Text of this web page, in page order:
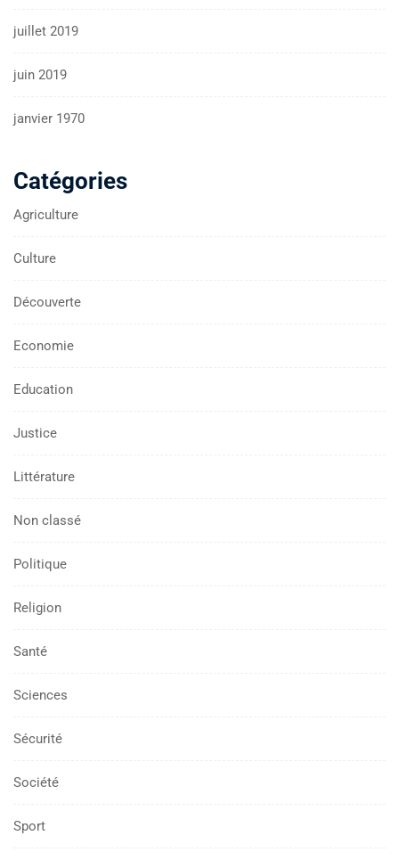
juillet 2019
juin 2019
janvier 1970
Catégories
Agriculture
Culture
Découverte
Economie
Education
Justice
Littérature
Non classé
Politique
Religion
Santé
Sciences
Sécurité
Société
Sport